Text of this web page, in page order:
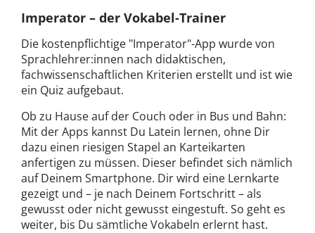
Imperator – der Vokabel-Trainer
Die kostenpflichtige "Imperator"-App wurde von
Sprachlehrer:innen nach didaktischen,
fachwissenschaftlichen Kriterien erstellt und ist wie
ein Quiz aufgebaut.
Ob zu Hause auf der Couch oder in Bus und Bahn:
Mit der Apps kannst Du Latein lernen, ohne Dir
dazu einen riesigen Stapel an Karteikarten
anfertigen zu müssen. Dieser befindet sich nämlich
auf Deinem Smartphone. Dir wird eine Lernkarte
gezeigt und – je nach Deinem Fortschritt – als
gewusst oder nicht gewusst eingestuft. So geht es
weiter, bis Du sämtliche Vokabeln erlernt hast.